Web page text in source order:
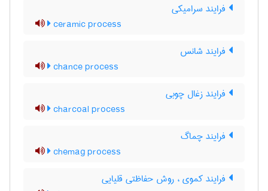
فرایند سرامیکی
ceramic process
فرایند شانس
chance process
فرایند زغال چوبی
charcoal process
فرایند چماگ
chemag process
فرایند کموی ، روش حفاظتی قلیایی